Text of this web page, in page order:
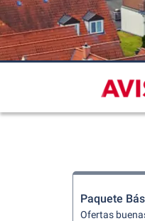
Paquete
Ofertas